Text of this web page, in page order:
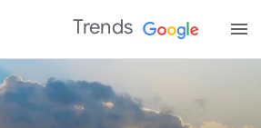
Trends